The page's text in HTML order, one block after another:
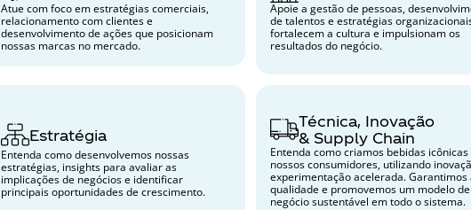
Atue com foco em estratégias comerciais,
relacionamento com clientes e
desenvolvimento de ações que posicionam
nossas marcas no mercado.
Apoie a gestão de pessoas,
de talentos e estratégias
fortalecem a cultura e impulsionam os
resultados do negócio.
Estratégia
Entenda como desenvolvemos nossas
estratégias, insights para avaliar as
implicações de negócios e identificar
principais oportunidades de crescimento.
Técnica, Inovação
& Supply Chain
Entenda como criamos bebidas icônicas
nossos consumidores, utilizando
experimentação acelerada. Garantimos
qualidade e promovemos um modelo de
negócio sustentável em todo o sistema.